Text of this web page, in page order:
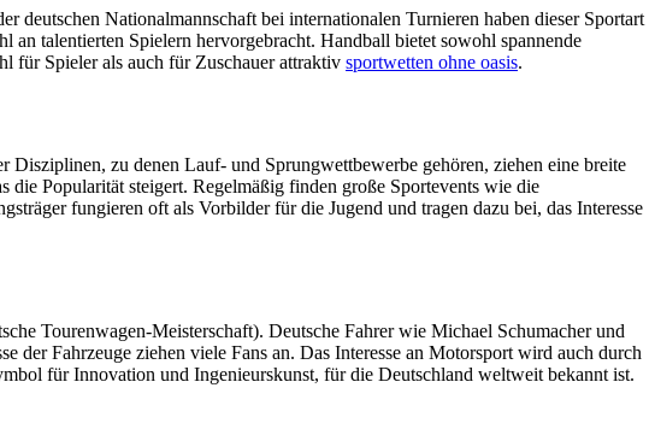
deutschen Nationalmannschaft bei internationalen Turnieren haben dieser Sportart
talentierten Spielern hervorgebracht. Handball bietet sowohl spannende
für Spieler als auch für Zuschauer attraktiv sportwetten ohne oasis.
zu denen Lauf- und Sprungwettbewerbe gehören, ziehen eine breite
die Popularität steigert. Regelmäßig finden große Sportevents wie die
fungieren oft als Vorbilder für die Jugend und tragen dazu bei, das Interesse
Tourenwagen-Meisterschaft). Deutsche Fahrer wie Michael Schumacher und
der Fahrzeuge ziehen viele Fans an. Das Interesse an Motorsport wird auch durch
für Innovation und Ingenieurskunst, für die Deutschland weltweit bekannt ist.